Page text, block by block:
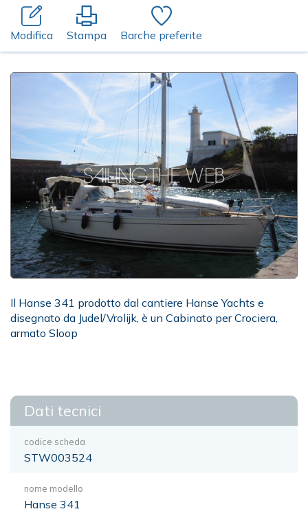
Modifica Stampa Barche preferite
Il Hanse 341 prodotto dal cantiere Hanse Yachts e
disegnato da Judel/Vrolijk, è un Cabinato per Crociera,
armato Sloop
Dati tecnici
codice scheda
STW003524
nome modello
Hanse 341